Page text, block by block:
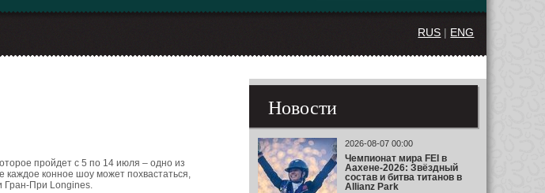
RUS | ENG
пройдет с 5 по 14 июля – одно из
каждое конное шоу может похвастаться,
Гран-При Longines.
Новости
2026-08-07 00:00
Чемпионат мира FEI в
Аахене-2026: Звёздный
состав и битва титанов в
Allianz Park